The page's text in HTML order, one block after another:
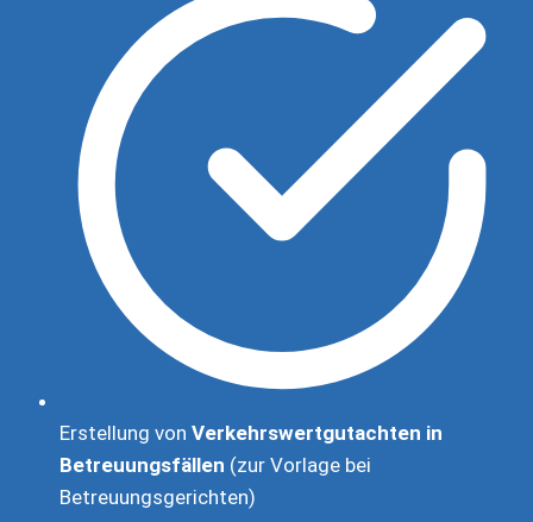
Erstellung von Verkehrswertgutachten in
Betreuungsfällen (zur Vorlage bei
Betreuungsgerichten)